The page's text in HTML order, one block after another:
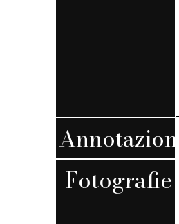
Annotazioni
Fotografie